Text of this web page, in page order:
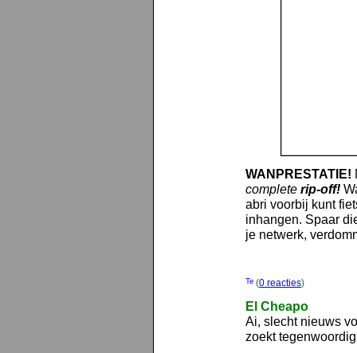
WANPRESTATIE!
complete rip-off!
abri voorbij kunt
inhangen. Spaar
je netwerk,
(0 reacties)
El Cheapo
Ai, slecht nieuws
zoekt